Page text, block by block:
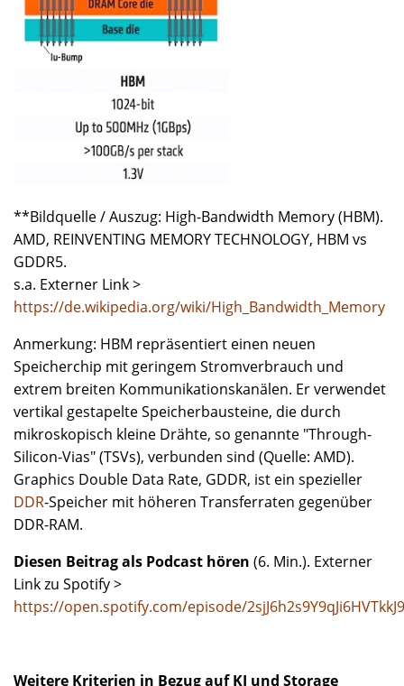
**Bildquelle / Auszug: High-Bandwidth Memory (HBM).
AMD, REINVENTING MEMORY TECHNOLOGY, HBM vs
GDDR5.
s.a. Externer Link >
https://de.wikipedia.org/wiki/High_Bandwidth_Memory
Anmerkung: HBM repräsentiert einen neuen
Speicherchip mit geringem Stromverbrauch und
extrem breiten Kommunikationskanälen. Er verwendet
vertikal gestapelte Speicherbausteine, die durch
mikroskopisch kleine Drähte, so genannte "Through-
Silicon-Vias" (TSVs), verbunden sind (Quelle: AMD).
Graphics Double Data Rate, GDDR, ist ein spezieller
DDR-Speicher mit höheren Transferraten gegenüber
DDR-RAM.
Diesen Beitrag als Podcast hören (6. Min.). Externer
Link zu Spotify >
https://open.spotify.com/episode/2sjJ6h2s9Y9qJi6HVTkkJ9
Weitere Kriterien in Bezug auf KI und Storage